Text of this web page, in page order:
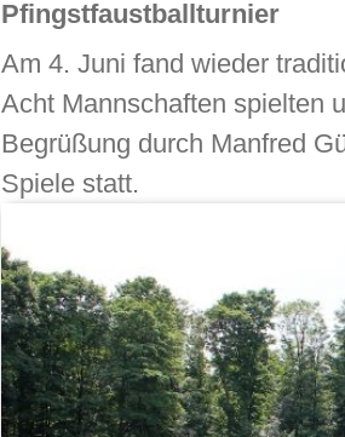
Pfingstfaustballturnier
Am 4. Juni fand wieder
Acht Mannschaften spielten
Begrüßung durch Manfred
Spiele statt.